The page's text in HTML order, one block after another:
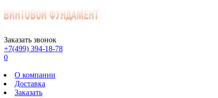
Заказать звонок
+7(499) 394-18-78
0
О компании
Доставка
Заказать